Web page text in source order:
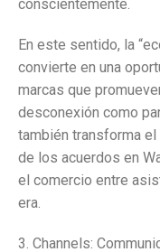
conscientemente.
En este sentido, la
convierte en una
marcas que
desconexión como
también transforma
de los acuerdos en
el comercio entre
era.
3. Channels: